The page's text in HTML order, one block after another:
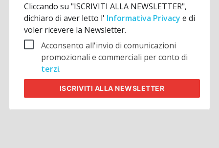
Cliccando su "ISCRIVITI ALLA NEWSLETTER",
dichiaro di aver letto l' Informativa Privacye di
voler ricevere la Newsletter.
Acconsento all'invio di comunicazioni
promozionali e commerciali per conto di
terzi.
ISCRIVITI ALLA NEWSLETTER